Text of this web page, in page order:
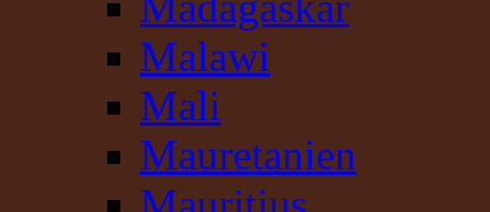
Malawi
Mali
Mauretanien